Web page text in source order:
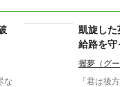
な
凱旋した
給路を守
握夢（グー
「君は後方に